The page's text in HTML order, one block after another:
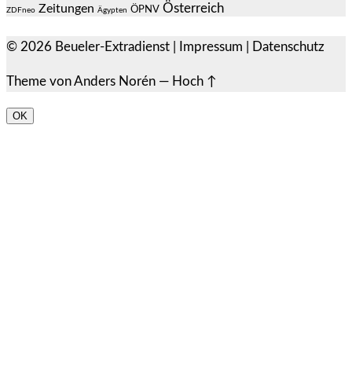
ZDFneo Zeitungen Ägypten ÖPNV Österreich
© 2026 Beueler-Extradienst Impressum Datenschutz
Theme vonAnders Norén — Hoch ↑
OK